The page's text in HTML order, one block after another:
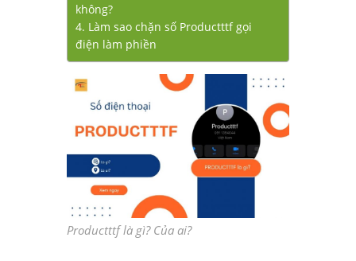
không?
4. Làm sao chặn số Productttf gọi
điện làm phiền
Productttf là gì? Của ai?